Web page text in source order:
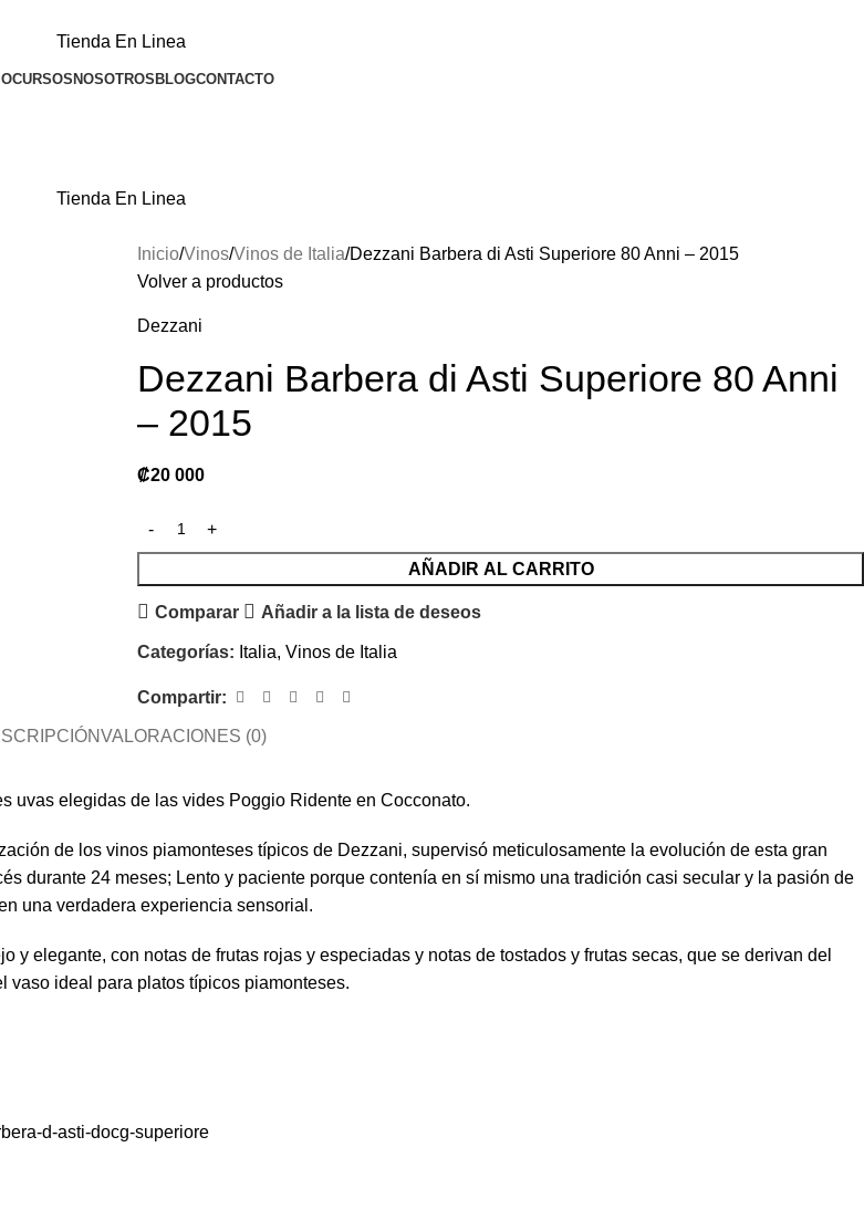
Tienda En Linea
CURSOSNOSOTROSBLOGCONTACTO
Tienda En Linea
Inicio Vinos Vinos de Italia Dezzani Barbera di Asti Superiore 80 Anni – 2015
Volver a productos
Dezzani
Dezzani Barbera di Asti Superiore 80 Anni
– 2015
₡20 000
AÑADIR AL CARRITO
Comparar Añadir a la lista de deseos
Categorías: Italia, Vinos de Italia
Compartir:
VALORACIONES (0)
uvas elegidas de las vides Poggio Ridente en Cocconato.
de los vinos piamonteses típicos de Dezzani, supervisó meticulosamente la evolución de esta gran
durante 24 meses; Lento y paciente porque contenía en sí mismo una tradición casi secular y la pasión de
una verdadera experiencia sensorial.
elegante, con notas de frutas rojas y especiadas y notas de tostados y frutas secas, que se derivan del
vaso ideal para platos típicos piamonteses.
d-asti-docg-superiore